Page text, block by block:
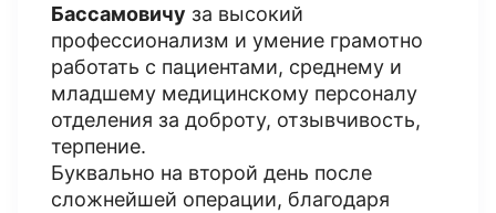
Бассамовичу за высокий
профессионализм и умение грамотно
работать с пациентами, среднему и
младшему медицинскому персоналу
отделения за доброту, отзывчивость,
терпение.
Буквально на второй день после
сложнейшей операции, благодаря